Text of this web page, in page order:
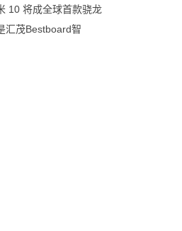
10 将成全球首款骁龙
汇茂Bestboard智